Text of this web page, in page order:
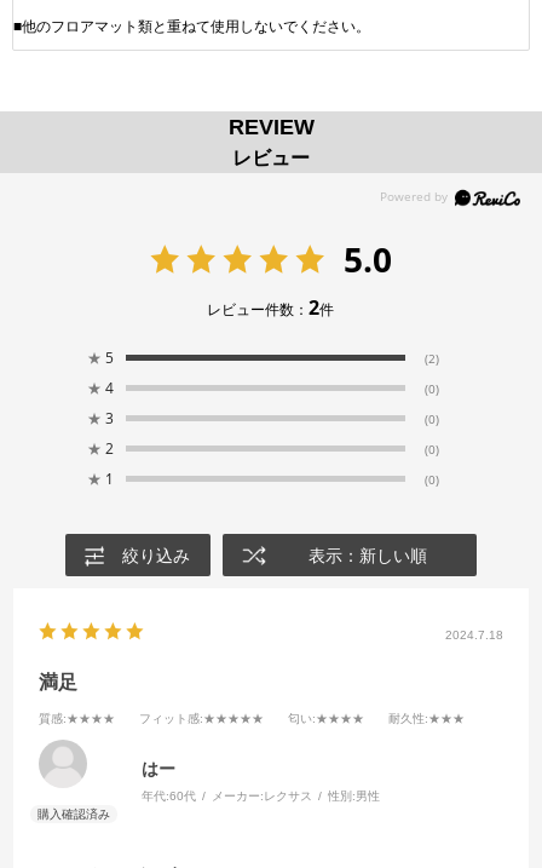
■他のフロアマット類と重ねて使用しないでください。
REVIEW
レビュー
5.0
レビュー件数：2件
★ 5 (2)
★ 4 (0)
★ 3 (0)
★ 2 (0)
★ 1 (0)
絞り込み 表示：新しい順
2024.7.18
満足
質感:★★★★ フィット感:★★★★★ 匂い:★★★★ 耐久性:★★★
はー
年代:60代 メーカー: レクサス 性別:男性